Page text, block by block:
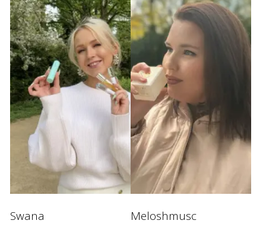
Swana Meloshmusc